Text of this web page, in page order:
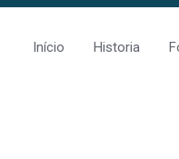
Início Historia